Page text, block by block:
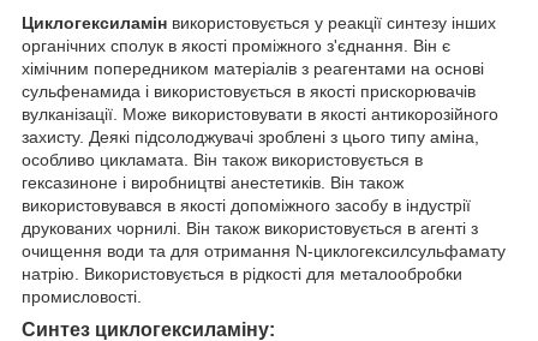
Циклогексиламiн використовується у реакції синтезу інших
органічних сполук в якості проміжного з'єднання. Він є
хімічним попередником матеріалів з реагентами на основі
сульфенамида і використовується в якості прискорювачів
вулканізації. Може використовувати в якості антикорозійного
захисту. Деякі підсолоджувачі зроблені з цього типу аміна,
особливо цикламата. Він також використовується в
гексазиноне і виробництві анестетиків. Він також
використовувався в якості допоміжного засобу в індустрії
друкованих чорнилі. Він також використовується в агенті з
очищення води та для отримання N-циклогексилсульфамату
натрію. Використовується в рідкості для металообробки
промисловості.
Синтез циклогексиламіну: